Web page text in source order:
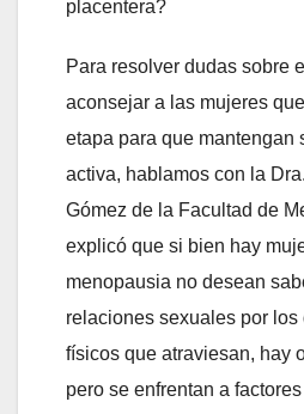
placentera?
Para resolver dudas sobre
aconsejar a las mujeres
etapa para que mantengan
activa, hablamos con la
Gómez de la Facultad de
explicó que si bien hay
menopausia no desean
relaciones sexuales por
físicos que atraviesan, hay
pero se enfrentan a